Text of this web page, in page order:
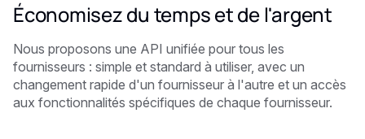
Économisez du temps et de l'argent
Nous proposons une API unifiée pour tous les
fournisseurs : simple et standard à utiliser, avec un
changement rapide d'un fournisseur à l'autre et un accès
aux fonctionnalités spécifiques de chaque fournisseur.